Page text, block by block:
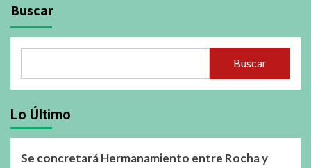
Buscar
Buscar
Lo Último
Se concretará Hermanamiento entre Rocha y